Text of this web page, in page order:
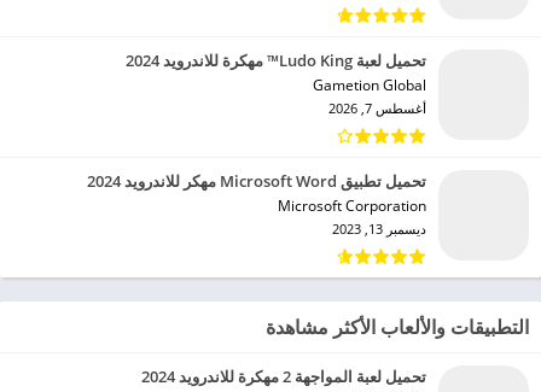
تحميل لعبة Ludo King™ مهكرة للاندرويد 2024
Gametion Global‏
أغسطس 7, 2026
تحميل تطبيق Microsoft Word مهكر للاندرويد 2024
Microsoft Corporation‏
ديسمبر 13, 2023
التطبيقات والألعاب الأكثر مشاهدة
تحميل لعبة المواجهة 2 مهكرة للاندرويد 2024